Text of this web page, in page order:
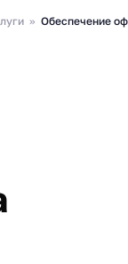
Обеспечение